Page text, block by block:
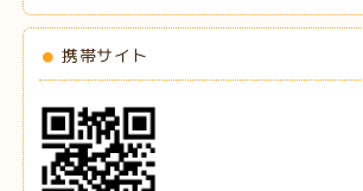
携帯サイト